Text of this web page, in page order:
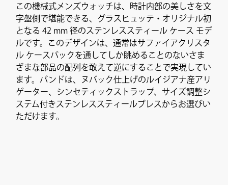
この機械式メンズウォッチは、時計内部の美しさを文
字盤側で堪能できる、グラスヒュッテ・オリジナル初
となる 42 mm 径のステンレススティール ケース モデ
ルです。このデザインは、通常はサファイアクリスタ
ル ケースバックを通してしか眺めることのないさま
ざまな部品の配列を敢えて逆にすることで実現してい
ます。バンドは、ヌバック仕上げのルイジアナ産アリ
ゲーター、シンセティックストラップ、サイズ調整シ
ステム付きステンレススティールブレスからお選びい
ただけます。